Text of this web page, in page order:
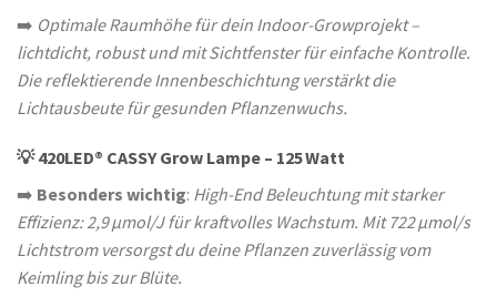
➡️ Optimale Raumhöhe für dein Indoor-Growprojekt –
lichtdicht, robust und mit Sichtfenster für einfache Kontrolle.
Die reflektierende Innenbeschichtung verstärkt die
Lichtausbeute für gesunden Pflanzenwuchs.
💡 420LED® CASSY Grow Lampe – 125 Watt
➡️ Besonders wichtig: High-End Beleuchtung mit starker
Effizienz: 2,9 µmol/J für kraftvolles Wachstum. Mit 722 µmol/s
Lichtstrom versorgst du deine Pflanzen zuverlässig vom
Keimling bis zur Blüte.